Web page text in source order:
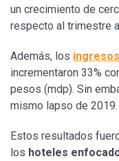
un crecimiento de
respecto al trimestre
Además, los ingresos
incrementaron 33%
pesos (mdp). Sin
mismo lapso de 2019.
Estos resultados
los hoteles